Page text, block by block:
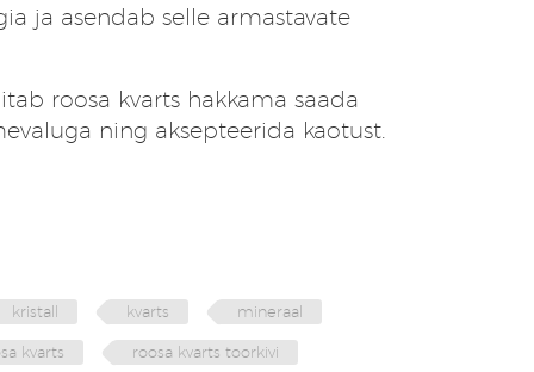
ja asendab selle armastavate
roosa kvarts hakkama saada
ning aksepteerida kaotust.
kristall kvarts mineraal
kvarts roosa kvarts toorkivi